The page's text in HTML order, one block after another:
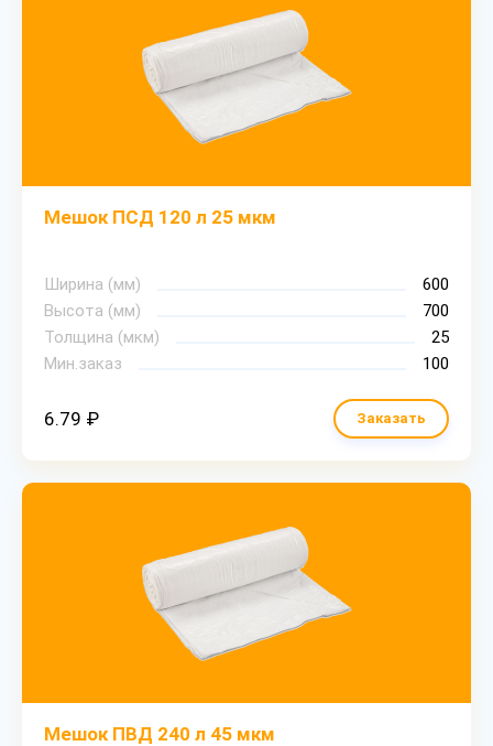
Мешок ПСД 120 л 25 мкм
Ширина (мм)
600
Высота (мм)
700
Толщина (мкм)
25
Мин.заказ
100
6.79 ₽ Заказать
Мешок ПВД 240 л 45 мкм